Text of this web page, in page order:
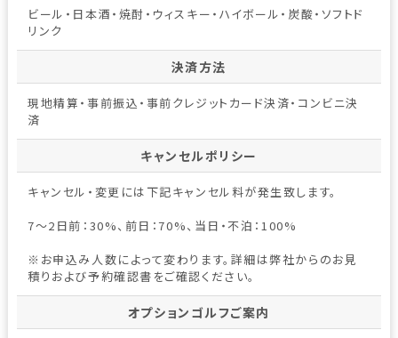
ビール・日本酒・焼酎・ウィスキー・ハイボール・炭酸・ソフトド
リンク
決済方法
現地精算・事前振込・事前クレジットカード決済・コンビニ決
済
キャンセルポリシー
キャンセル・変更には下記キャンセル料が発生致します。
7～2日前：30%、前日：70%、当日・不泊：100%
※お申込み人数によって変わります。詳細は弊社からのお見
積りおよび予約確認書をご確認ください。
オプションゴルフご案内